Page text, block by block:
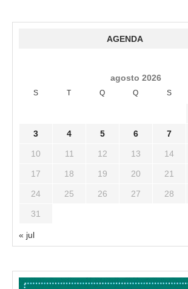
AGENDA
agosto 2026
S T Q Q S
3 4 5 6 7
10 11 12 13 14
17 18 19 20 21
24 25 26 27 28
31
« jul